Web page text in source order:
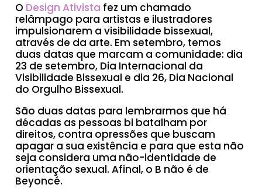
O Design Ativista fez um chamado
relâmpago para artistas e ilustradores
impulsionarem a visibilidade bissexual,
através de da arte. Em setembro, temos
duas datas que marcam a comunidade: dia
23 de setembro, Dia Internacional da
Visibilidade Bissexual e dia 26, Dia Nacional
do Orgulho Bissexual.
São duas datas para lembrarmos que há
décadas as pessoas bi batalham por
direitos, contra opressões que buscam
apagar a sua existência e para que esta não
seja considera uma não-identidade de
orientação sexual. Afinal, o B não é de
Beyoncé.